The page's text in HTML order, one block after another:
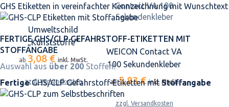
GHS Etiketten in vereinfachter Kennzeichnung mit Wunschtext
FERTIGE GHS/CLP GEFAHRSTOFF-ETIKETTEN MIT
STOFFANGABE
Auswahl aus über 200 Stoffen!
FertigeGHS/CLP Gefahrstoff-Etiketten mit Stoffangabe
Umweltschild
„Kunststoffe“
ab 3,08 € inkl. MwSt.
zzgl. Versandkosten
WEICON Contact VA
100 Sekundenkleber
ab5,83 €inkl. MwSt.
zzgl. Versandkosten